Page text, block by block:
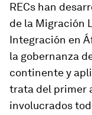
RECs han
de la Migración
Integración en
la gobernanza
continente y
trata del primer
involucrados